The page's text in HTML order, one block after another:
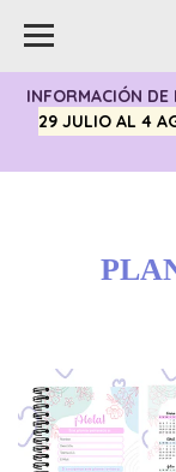
INFORMACIÓN
29 JULIO AL 4